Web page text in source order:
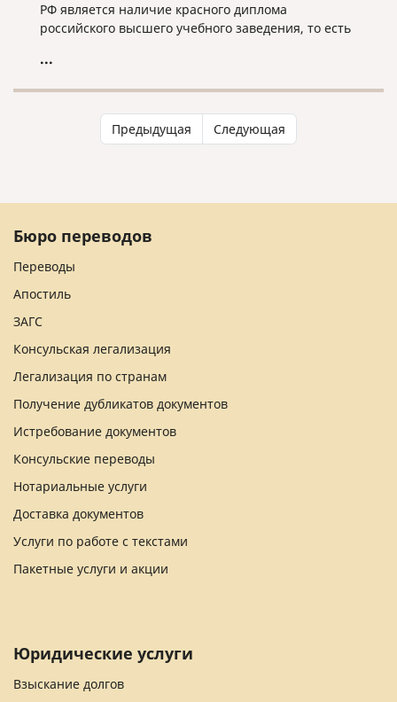
РФ является наличие красного диплома
российского высшего учебного заведения, то есть
отличием.
...
Предыдущая Следующая
Бюро переводов
Переводы
Апостиль
ЗАГС
Консульская легализация
Легализация по странам
Получение дубликатов документов
Истребование документов
Консульские переводы
Нотариальные услуги
Доставка документов
Услуги по работе с текстами
Пакетные услуги и акции
Юридические услуги
Взыскание долгов